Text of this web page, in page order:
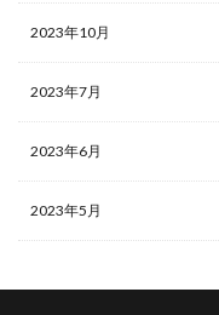
2023年10月
2023年7月
2023年6月
2023年5月